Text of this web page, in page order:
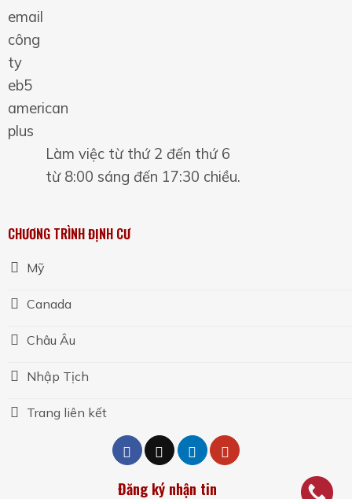
Làm việc từ thứ 2 đến thứ 6
từ 8:00 sáng đến 17:30 chiều.
CHƯƠNG TRÌNH ĐỊNH CƯ
Mỹ
Canada
Châu Âu
Nhập Tịch
Trang liên kết
Đăng ký nhận tin